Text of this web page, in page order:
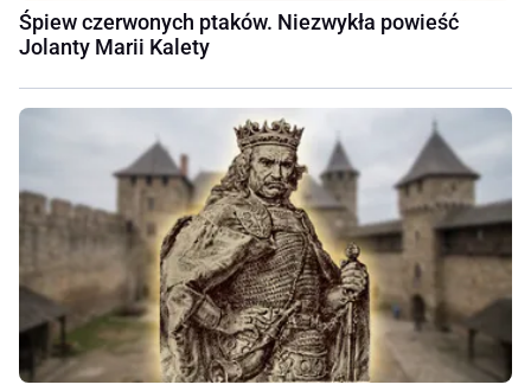
Śpiew czerwonych ptaków. Niezwykła powieść
Jolanty Marii Kalety